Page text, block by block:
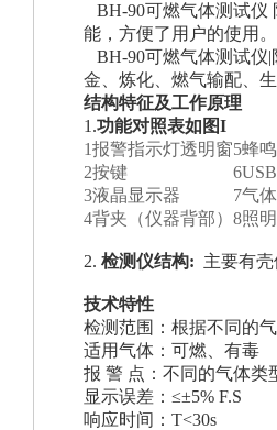
BH-90可燃气体测试仪
能，方便了用户的使用。
BH-90可燃气体测试仪
金、炼化、燃气输配、
结构特征及工作原理
1.功能对照表如图I
1报警指示灯透明窗5蜂
2按键 6
3液晶显示器 7气
4背夹（仪器背部） 8照
2. 检测仪结构: 主要有
技术特性
检测范围：根据不同的
适用气体：可燃、有毒
报 警 点：不同的气体类
显示误差：≤±5% F.S
响应时间：T<30s